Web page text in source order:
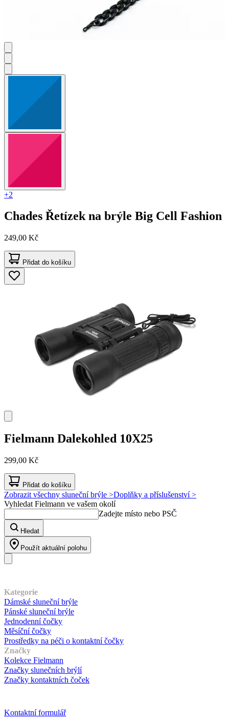
+2
Chades Řetízek na brýle Big Cell Fashion
249,00 Kč
Přidat do košíku
Fielmann Dalekohled 10X25
299,00 Kč
Přidat do košíku
Zobrazit všechny sluneční brýle >Doplňky a příslušenství >
Vyhledat Fielmann ve vašem okolí
Zadejte místo nebo PSČ
Hledat
Použít aktuální polohu
Kategorie
Dámské sluneční brýle
Pánské sluneční brýle
Jednodenní čočky
Měsíční čočky
Prostředky na péči o kontaktní čočky
Značky
Kolekce Fielmann
Značky slunečních brýlí
Značky kontaktních čoček
Kontaktní formulář